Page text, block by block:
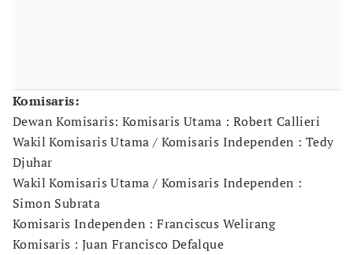
Komisaris:
Dewan Komisaris: Komisaris Utama : Robert Callieri
Wakil Komisaris Utama / Komisaris Independen : Tedy
Djuhar
Wakil Komisaris Utama / Komisaris Independen :
Simon Subrata
Komisaris Independen : Franciscus Welirang
Komisaris : Juan Francisco Defalque